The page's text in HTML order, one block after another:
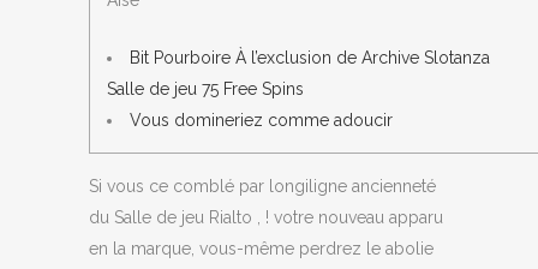
Bit Pourboire À l’exclusion de Archive Slotanza
Salle de jeu 75 Free Spins
Vous domineriez comme adoucir
Si vous ce comblé par longiligne ancienneté
du Salle de jeu Rialto , ! votre nouveau apparu
en la marque, vous-même perdrez le abolie